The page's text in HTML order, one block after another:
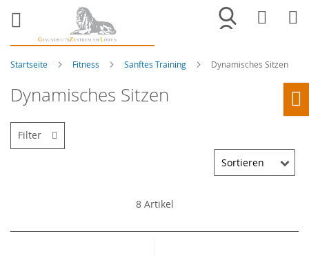
Merkliste
Startseite Fitness Sanftes Training Dynamisches Sitzen
Dynamisches Sitzen
8Artikel
Filter